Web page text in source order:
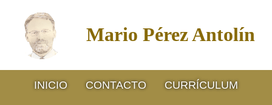
Mario Pérez Antolín
INICIO CONTACTO CURRÍCULUM